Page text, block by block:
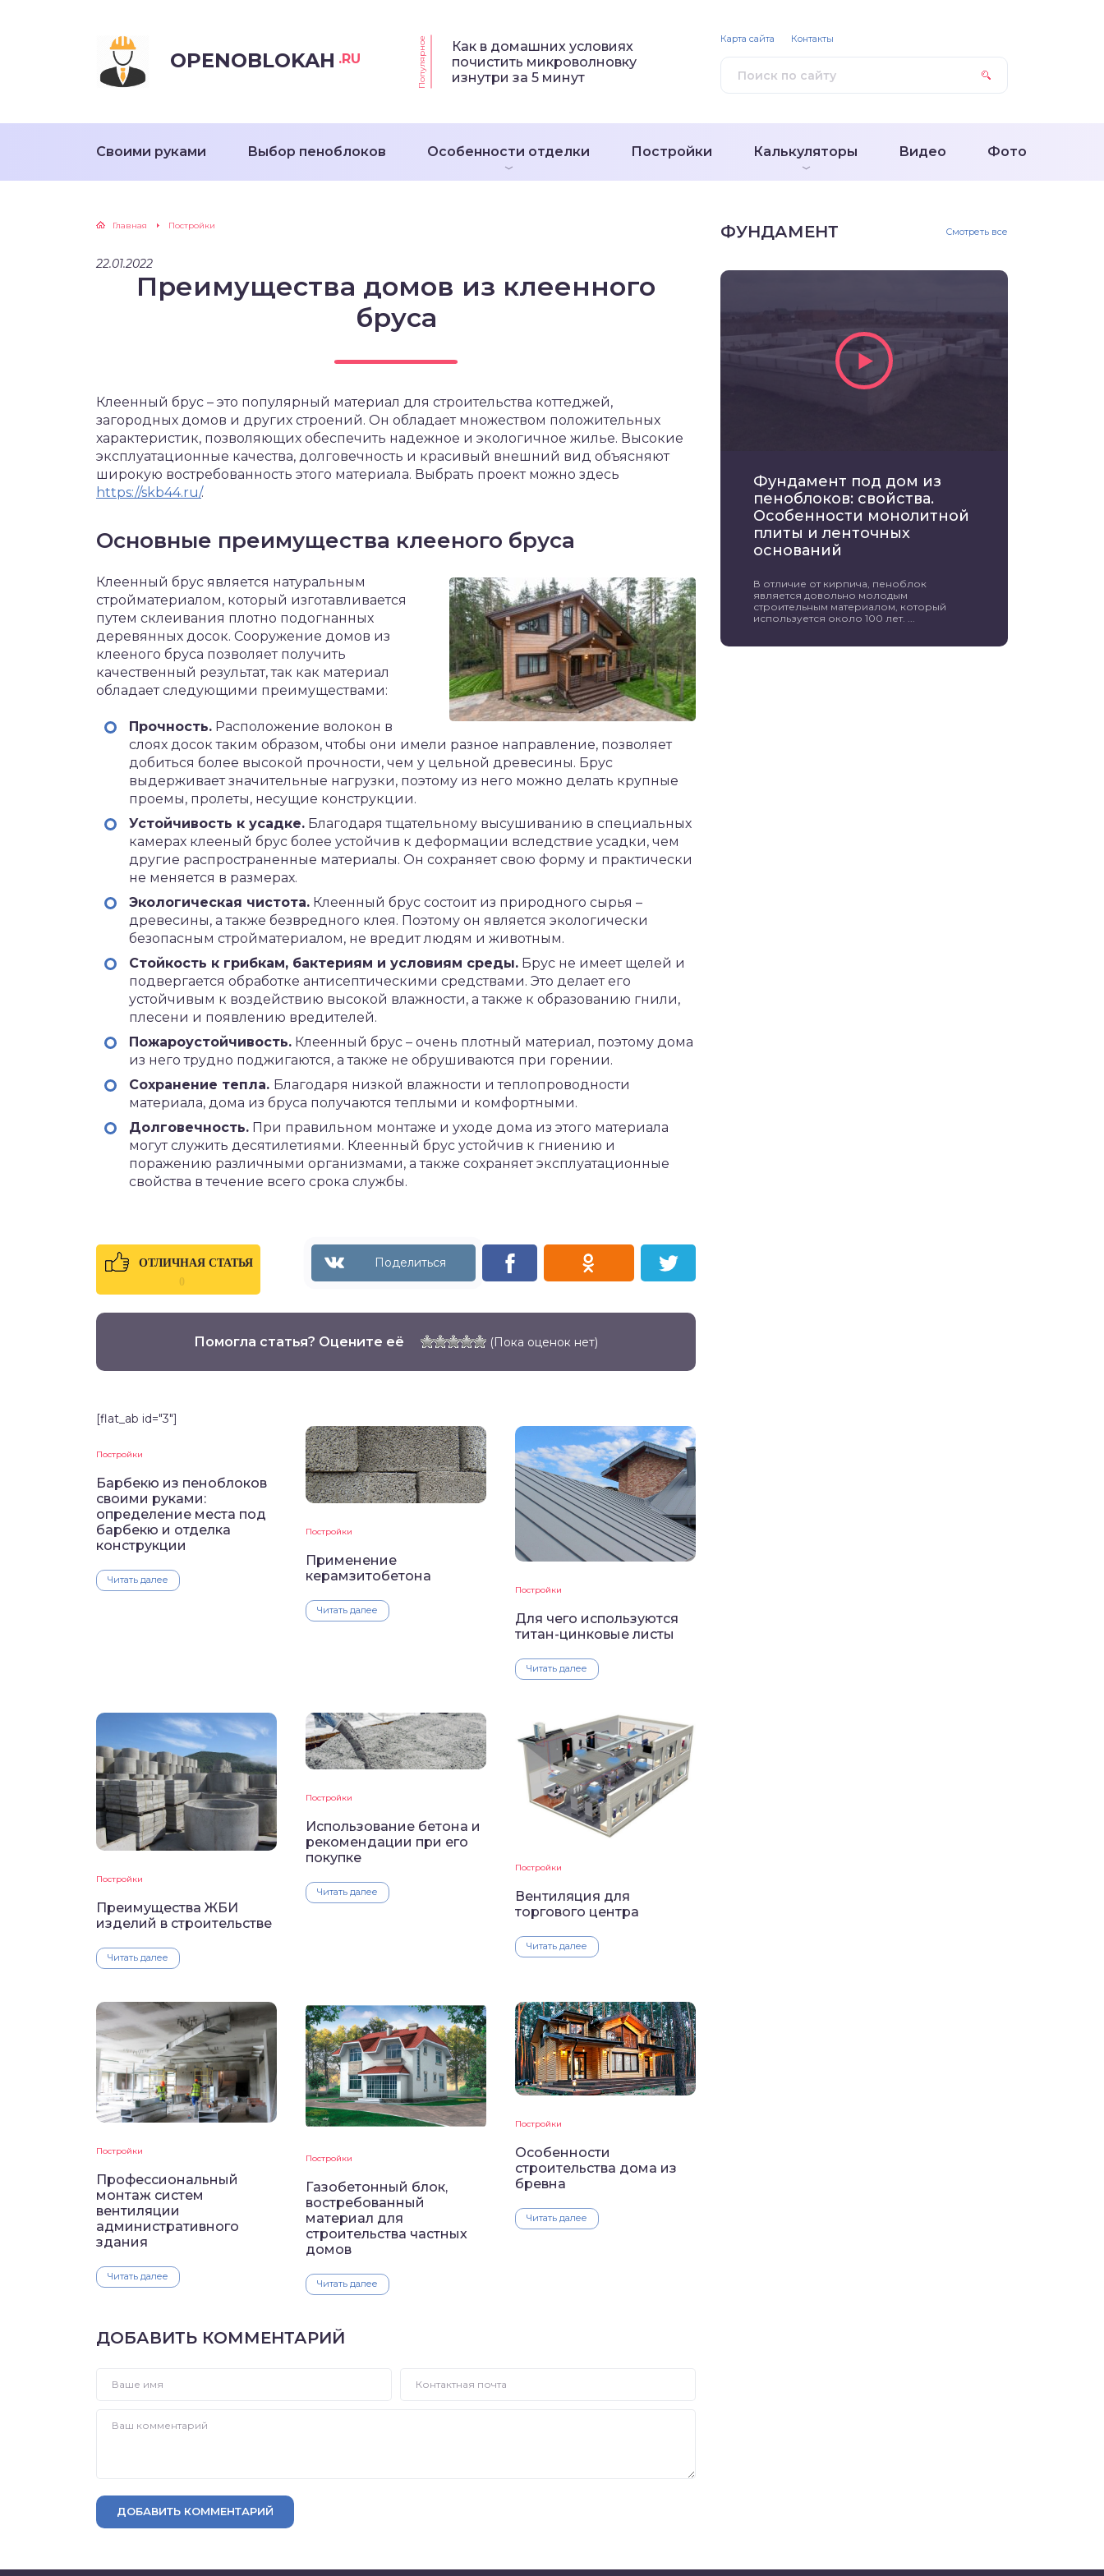
OPENOBLOKAH .RU Популярное
Как в домашних условиях
почистить микроволновку
изнутри за 5 минут
Своими руками Выбор пеноблоков Особенности отделки Постройки Калькуляторы Видео Фото
Карта сайта Контакты
Главная Постройки
22.01.2022
Преимущества домов из клеенного
бруса
Клеенный брус – это популярный материал для строительства коттеджей,
загородных домов и других строений. Он обладает множеством положительных
характеристик, позволяющих обеспечить надежное и экологичное жилье. Высокие
эксплуатационные качества, долговечность и красивый внешний вид объясняют
широкую востребованность этого материала. Выбрать проект можно здесь
https://skb44.ru/.
Основные преимущества клееного бруса
Клеенный брус является натуральным
стройматериалом, который изготавливается
путем склеивания плотно подогнанных
деревянных досок. Сооружение домов из
клееного бруса позволяет получить
качественный результат, так как материал
обладает следующими преимуществами:
Прочность. Расположение волокон в
слоях досок таким образом, чтобы они имели разное направление, позволяет
добиться более высокой прочности, чем у цельной древесины. Брус
выдерживает значительные нагрузки, поэтому из него можно делать крупные
проемы, пролеты, несущие конструкции.
Устойчивость к усадке. Благодаря тщательному высушиванию в специальных
камерах клееный брус более устойчив к деформации вследствие усадки, чем
другие распространенные материалы. Он сохраняет свою форму и практически
не меняется в размерах.
Экологическая чистота. Клеенный брус состоит из природного сырья –
древесины, а также безвредного клея. Поэтому он является экологически
безопасным стройматериалом, не вредит людям и животным.
Стойкость к грибкам, бактериям и условиям среды. Брус не имеет щелей и
подвергается обработке антисептическими средствами. Это делает его
устойчивым к воздействию высокой влажности, а также к образованию гнили,
плесени и появлению вредителей.
Пожароустойчивость. Клеенный брус – очень плотный материал, поэтому дома
из него трудно поджигаются, а также не обрушиваются при горении.
Сохранение тепла. Благодаря низкой влажности и теплопроводности
материала, дома из бруса получаются теплыми и комфортными.
Долговечность. При правильном монтаже и уходе дома из этого материала
могут служить десятилетиями. Клеенный брус устойчив к гниению и
поражению различными организмами, а также сохраняет эксплуатационные
свойства в течение всего срока службы.
ОТЛИЧНАЯ СТАТЬЯ
0
Помогла статья? Оцените её (Пока оценок нет)
[flat_ab id="3"]
Постройки
Барбекю из пеноблоков
своими руками:
определение места под
барбекю и отделка
конструкции
Читать далее
Постройки
Применение
керамзитобетона
Читать далее
Постройки
Для чего используются
титан-цинковые листы
Читать далее
Постройки
Преимущества ЖБИ
изделий в строительстве
Читать далее
Постройки
Использование бетона и
рекомендации при его
покупке
Читать далее
Постройки
Вентиляция для
торгового центра
Читать далее
Постройки
Профессиональный
монтаж систем
вентиляции
административного
здания
Читать далее
Постройки
Газобетонный блок,
востребованный
материал для
строительства частных
домов
Читать далее
Постройки
Особенности
строительства дома из
бревна
Читать далее
ДОБАВИТЬ КОММЕНТАРИЙ
ДОБАВИТЬ КОММЕНТАРИЙ
ФУНДАМЕНТ Смотреть все
Фундамент под дом из
пеноблоков: свойства.
Особенности монолитной
плиты и ленточных
оснований
В отличие от кирпича, пеноблок
является довольно молодым
строительным материалом, который
используется около 100 лет. ...